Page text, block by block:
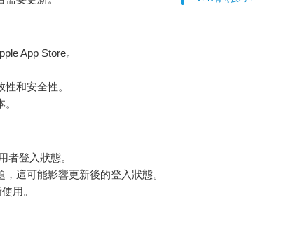
App Store。
和安全性。
者登入狀態。
這可能影響更新後的登入狀態。
用。